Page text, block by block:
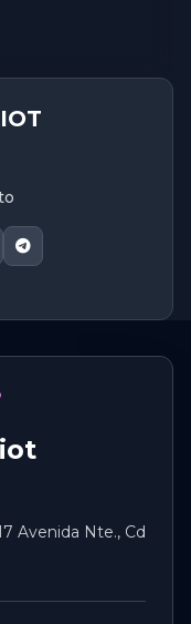
Avenida Nte., Cd